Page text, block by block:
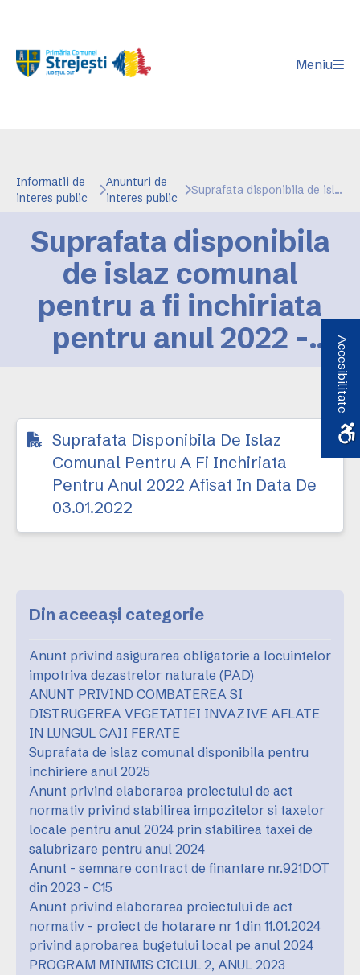
Meniu
Informatii de
interes public
Anunturi de
interes public
Suprafata disponibila de islaz comunal pentru a fi inchiriata pentru anul 2022 - afisat in data de 03.01.2022
Suprafata disponibila
de islaz comunal
pentru a fi inchiriata
pentru anul 2022 -
Suprafata Disponibila De Islaz
Comunal Pentru A Fi Inchiriata
Pentru Anul 2022 Afisat In Data De
03.01.2022
Din aceeași categorie
Anunt privind asigurarea obligatorie a locuintelor
impotriva dezastrelor naturale (PAD)
ANUNT PRIVIND COMBATEREA SI
DISTRUGEREA VEGETATIEI INVAZIVE AFLATE
IN LUNGUL CAII FERATE
Suprafata de islaz comunal disponibila pentru
inchiriere anul 2025
Anunt privind elaborarea proiectului de act
normativ privind stabilirea impozitelor si taxelor
locale pentru anul 2024 prin stabilirea taxei de
salubrizare pentru anul 2024
Anunt - semnare contract de finantare nr.921DOT
din 2023 - C15
Anunt privind elaborarea proiectului de act
normativ - proiect de hotarare nr 1 din 11.01.2024
privind aprobarea bugetului local pe anul 2024
PROGRAM MINIMIS CICLUL 2, ANUL 2023
Accesibilitate